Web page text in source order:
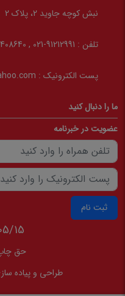
نبش کوچه جاوید 2، پلاک 2
تلفن : 91212991-021 , 66408640-021
پست الکترونیک :
ما را دنبال کنید
عضویت در خبرنامه
ثبت نام
1405/
حق
طراحی و پیاده